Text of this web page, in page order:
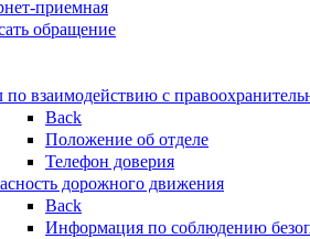
приемная
обращение
по взаимодействию с
Back
Положение об отделе
Телефон доверия
дорожного движения
Back
Информация по соблюдению